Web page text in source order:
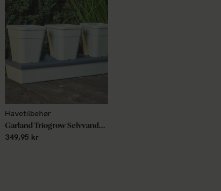
Havetilbehør
Garland Triogrow Selvvandende Plantesystem
349,95 kr